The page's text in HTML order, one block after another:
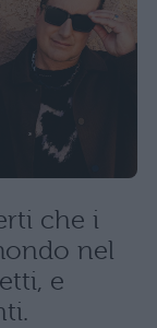
che i
nel
e